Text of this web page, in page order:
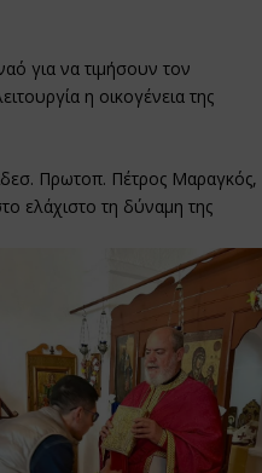
για να τιμήσουν τον
η οικογένεια της
Πρωτοπ. Πέτρος Μαραγκός,
ελάχιστο τη δύναμη της